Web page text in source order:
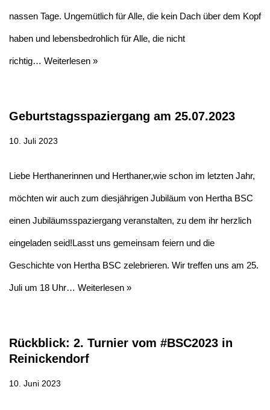
nassen Tage. Ungemütlich für Alle, die kein Dach über dem Kopf
haben und lebensbedrohlich für Alle, die nicht
richtig… Weiterlesen »
Geburtstagsspaziergang am 25.07.2023
10. Juli 2023
Liebe Herthanerinnen und Herthaner,wie schon im letzten Jahr,
möchten wir auch zum diesjährigen Jubiläum von Hertha BSC
einen Jubiläumsspaziergang veranstalten, zu dem ihr herzlich
eingeladen seid!Lasst uns gemeinsam feiern und die
Geschichte von Hertha BSC zelebrieren. Wir treffen uns am 25.
Juli um 18 Uhr… Weiterlesen »
Rückblick: 2. Turnier vom #BSC2023 in
Reinickendorf
10. Juni 2023